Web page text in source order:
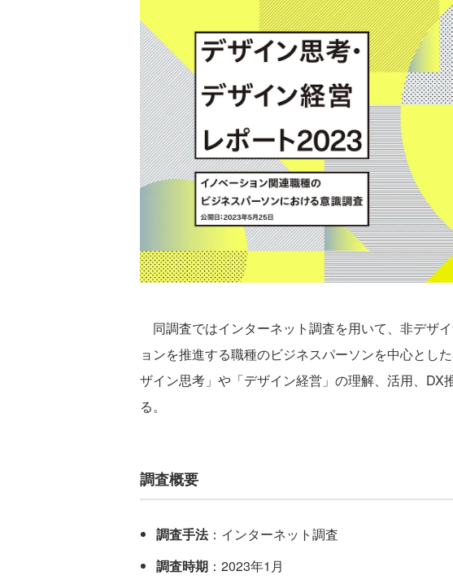
同調査ではインターネット調査を用いて、非デザ
ョンを推進する職種のビジネスパーソンを中心とし
ザイン思考」や「デザイン経営」の理解、活用、DX
る。
調査概要
調査手法：インターネット調査
調査時期 ：2023年1月